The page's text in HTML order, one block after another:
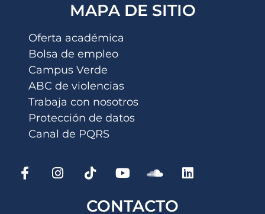
MAPA DE SITIO
Oferta académica
Bolsa de empleo
Campus Verde
ABC de violencias
Trabaja con nosotros
Protección de datos
Canal de PQRS
CONTACTO